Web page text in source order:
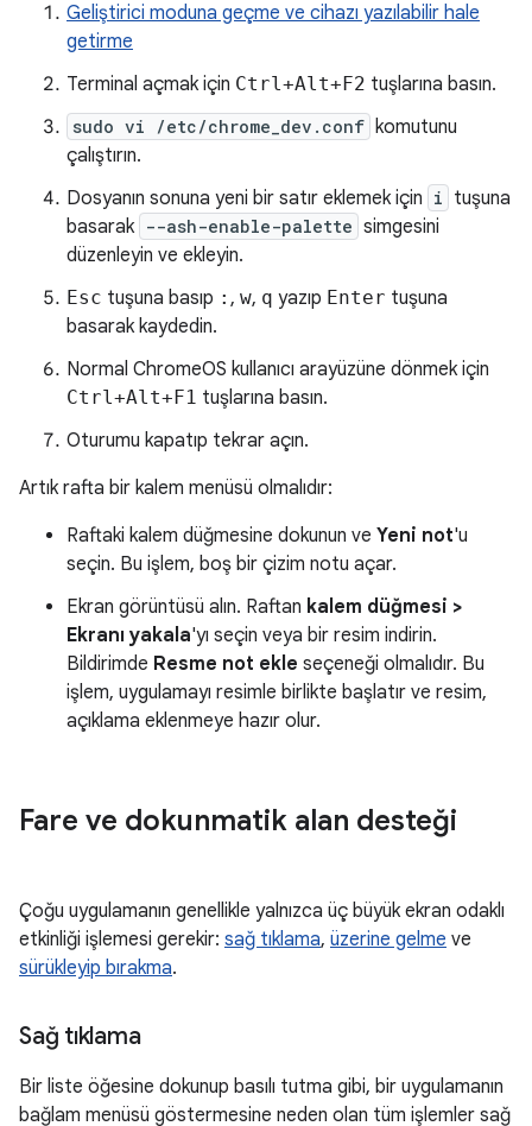
Geliştirici moduna geçme ve cihazı yazılabilir hale
getirme
Terminal açmak için Ctrl+Alt+F2 tuşlarına basın.
sudo vi /etc/chrome_dev.conf komutunu
çalıştırın.
Dosyanın sonuna yeni bir satır eklemek için i tuşuna
basarak --ash-enable-palette simgesini
düzenleyin ve ekleyin.
Esc tuşuna basıp : , w, q yazıp Enter tuşuna
basarak kaydedin.
Normal ChromeOS kullanıcı arayüzüne dönmek için
Ctrl+Alt+F1 tuşlarına basın.
Oturumu kapatıp tekrar açın.
Artık rafta bir kalem menüsü olmalıdır:
Raftaki kalem düğmesine dokunun ve Yeni not'u
seçin. Bu işlem, boş bir çizim notu açar.
Ekran görüntüsü alın. Raftan kalem düğmesi >
Ekranı yakala'yı seçin veya bir resim indirin.
Bildirimde Resme not ekle seçeneği olmalıdır. Bu
işlem, uygulamayı resimle birlikte başlatır ve resim,
açıklama eklenmeye hazır olur.
Fare ve dokunmatik alan desteği
Çoğu uygulamanın genellikle yalnızca üç büyük ekran odaklı
etkinliği işlemesi gerekir: sağ tıklama, üzerine gelme ve
sürükleyip bırakma.
Sağ tıklama
Bir liste öğesine dokunup basılı tutma gibi, bir uygulamanın
bağlam menüsü göstermesine neden olan tüm işlemler sağ